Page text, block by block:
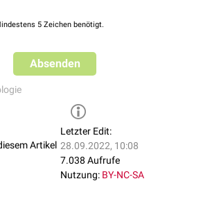
ein standardisiertes Vorgehen zur
5 Zeichen benötigt.
Absenden
Artikel
Letzter Edit:
28.09.2022, 10:08
7.038 Aufrufe
Nutzung: BY-NC-SA